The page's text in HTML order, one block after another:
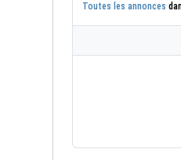
Toutes les annonces